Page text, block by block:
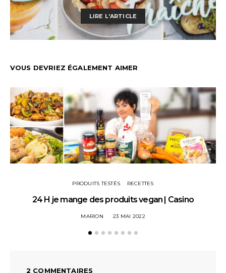
LIRE L'ARTICLE
VOUS DEVRIEZ ÉGALEMENT AIMER
PRODUITS TESTÉS RECETTES
24 H je mange des produits vegan | Casino
MARION 23 MAI 2022
2 COMMENTAIRES